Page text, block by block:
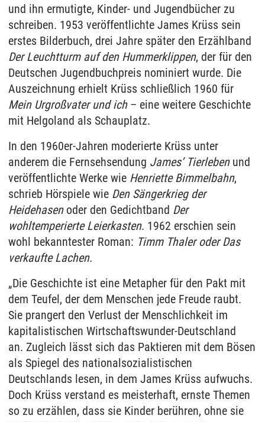
und ihn ermutigte, Kinder- und Jugendbücher zu
schreiben. 1953 veröffentlichte James Krüss sein
erstes Bilderbuch, drei Jahre später den Erzählband
Der Leuchtturm auf den Hummerklippen, der für den
Deutschen Jugendbuchpreis nominiert wurde. Die
Auszeichnung erhielt Krüss schließlich 1960 für
Mein Urgroßvater und ich– eine weitere Geschichte
mit Helgoland als Schauplatz.
In den 1960er-Jahren moderierte Krüss unter
anderem die Fernsehsendung James’ Tierlebenund
veröffentlichte Werke wie Henriette Bimmelbahn,
schrieb Hörspiele wie Den Sängerkrieg der
Heidehasen oder den Gedichtband Der
wohltemperierte Leierkasten. 1962 erschien sein
wohl bekanntester Roman: Timm Thaler oder Das
verkaufte Lachen.
„Die Geschichte ist eine Metapher für den Pakt mit
dem Teufel, der dem Menschen jede Freude raubt.
Sie prangert den Verlust der Menschlichkeit im
kapitalistischen Wirtschaftswunder-Deutschland
an. Zugleich lässt sich das Paktieren mit dem Bösen
als Spiegel des nationalsozialistischen
Deutschlands lesen, in dem James Krüss aufwuchs.
Doch Krüss verstand es meisterhaft, ernste Themen
so zu erzählen, dass sie Kinder berühren, ohne sie